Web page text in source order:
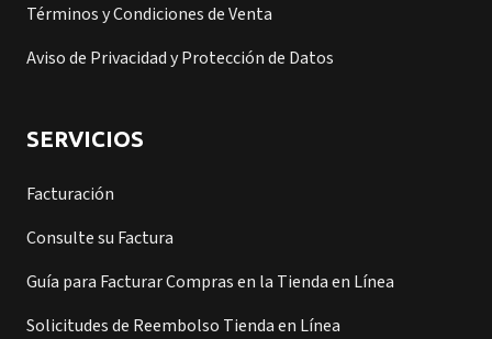
Términos y Condiciones de Venta
Aviso de Privacidad y Protección de Datos
SERVICIOS
Facturación
Consulte su Factura
Guía para Facturar Compras en la Tienda en Línea
Solicitudes de Reembolso Tienda en Línea